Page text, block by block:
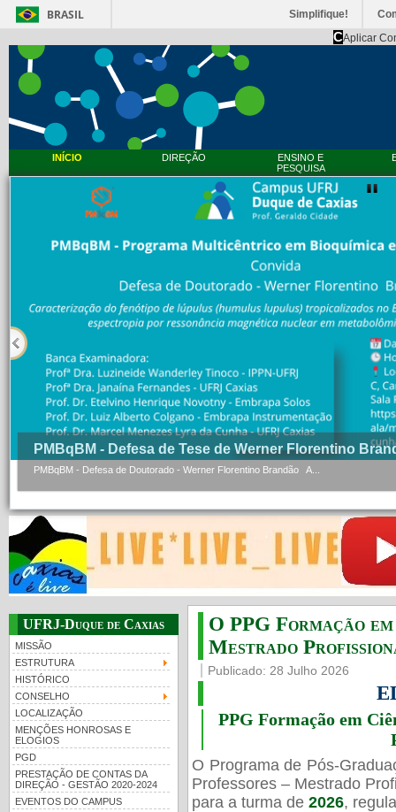
BRASIL Simplifique!
CAplicar
INÍCIO DIREÇÃO
ENSINO E
PESQUISA
PMBqBM - Defesa de Tese de Werner Florentino
PMBqBM - Defesa de Doutorado - Werner Florentino Brandão A...
UFRJ-Duque de Caxias
MISSÃO
ESTRUTURA
HISTÓRICO
CONSELHO
LOCALIZAÇÃO
MENÇÕES HONROSAS E
ELOGIOS
PGD
PRESTAÇÃO DE CONTAS DA
DIREÇÃO - GESTÃO 2020-2024
EVENTOS DO CAMPUS
O PPG Formação
Mestrado
Publicado: 28 Julho 2026
PPG Formação em
O Programa de Pós-
Professores – Mestrado
para a turma de 2026,